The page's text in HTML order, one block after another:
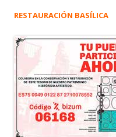
RESTAURACIÓN BASÍLICA